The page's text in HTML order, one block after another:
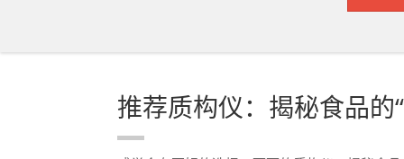
推荐质构仪：揭秘食品的